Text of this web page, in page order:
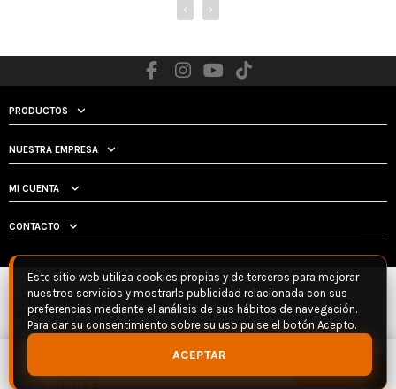
BOLAS EDGE ULTRA BIO BALL PELLETS
15,07 €
‹ ›
PRODUCTOS
NUESTRA EMPRESA
MI CUENTA
CONTACTO
© 2026 Airsoft Yecla: Armas, Componentes y Accesorios para
Airsoft
Este sitio web utiliza cookies propias y de terceros para mejorar
nuestros servicios y mostrarle publicidad relacionada con sus
preferencias mediante el análisis de sus hábitos de navegación.
Para dar su consentimiento sobre su uso pulse el botón Acepto.
ACEPTAR